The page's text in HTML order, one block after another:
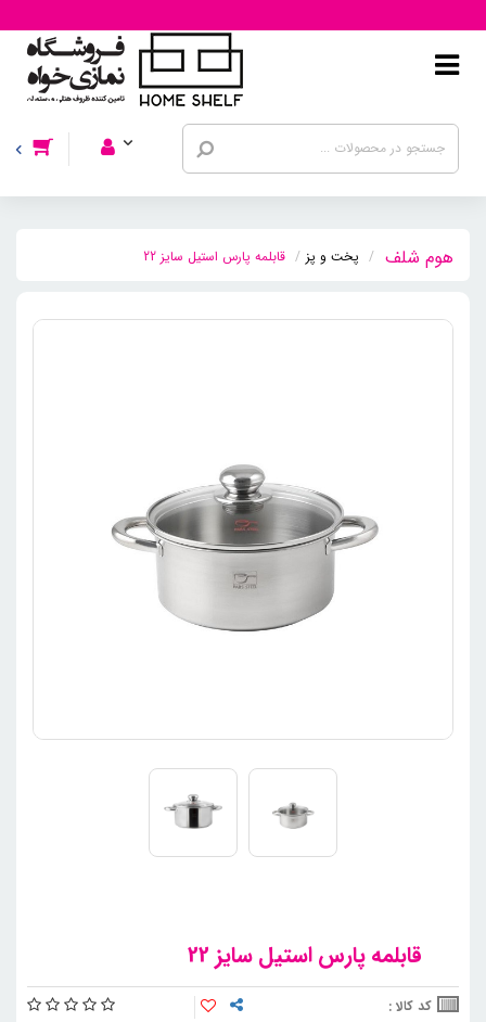
پخت و پز قابلمه پارس استیل سایز 22
قابلمه پارس استیل سایز 22
کد کالا :